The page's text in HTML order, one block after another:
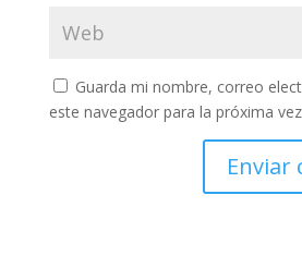
Guarda mi nombre, correo
este navegador para la próxima